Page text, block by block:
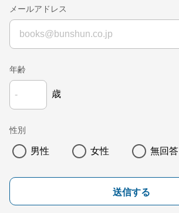
メールアドレス
年齢
歳
性別
男性 女性 無回答
送信する